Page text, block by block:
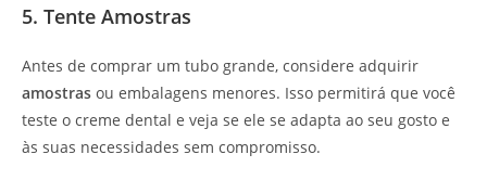
5. Tente Amostras
Antes de comprar um tubo grande, considere adquirir
amostras ou embalagens menores. Isso permitirá que você
teste o creme dental e veja se ele se adapta ao seu gosto e
às suas necessidades sem compromisso.